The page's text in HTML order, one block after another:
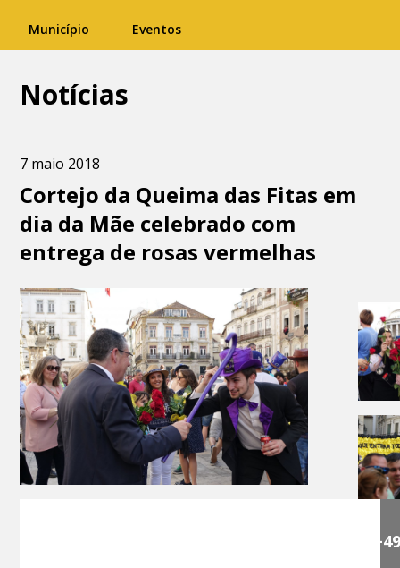
Município Eventos
Notícias
7 maio 2018
Cortejo da Queima das Fitas em
dia da Mãe celebrado com
entrega de rosas vermelhas
+49